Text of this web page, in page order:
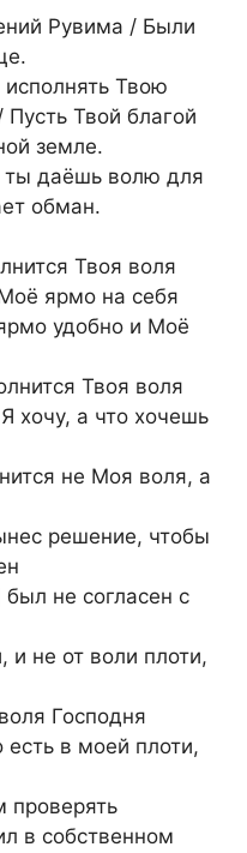
Рувима / Были
Твою
Твой благой
земле.
даёшь волю для
обман.
Твоя воля
ярмо на себя
удобно и Моё
Твоя воля
хочу, а что хочешь
не Моя воля, а
решение, чтобы
не согласен с
и не от воли плоти,
Господня
в моей плоти,
в собственном